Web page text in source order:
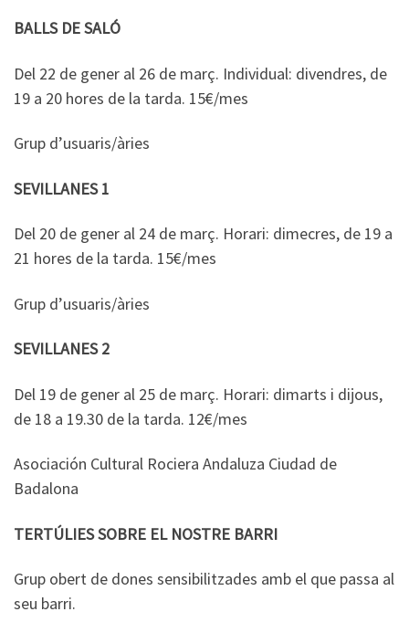
BALLS DE SALÓ
Del 22 de gener al 26 de març. Individual: divendres, de
19 a 20 hores de la tarda. 15€/mes
Grup d’usuaris/àries
SEVILLANES 1
Del 20 de gener al 24 de març. Horari: dimecres, de 19 a
21 hores de la tarda. 15€/mes
Grup d’usuaris/àries
SEVILLANES 2
Del 19 de gener al 25 de març. Horari: dimarts i dijous,
de 18 a 19.30 de la tarda. 12€/mes
Asociación Cultural Rociera Andaluza Ciudad de
Badalona
TERTÚLIES SOBRE EL NOSTRE BARRI
Grup obert de dones sensibilitzades amb el que passa al
seu barri.